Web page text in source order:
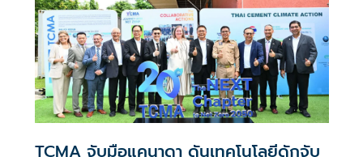
TCMA จับมือแคนาดา ดันเทคโนโลยีดักจับ